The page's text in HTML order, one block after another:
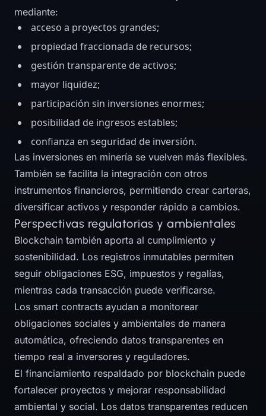
mediante:
acceso a proyectos grandes;
propiedad fraccionada de recursos;
gestión transparente de activos;
mayor liquidez;
participación sin inversiones enormes;
posibilidad de ingresos estables;
confianza en seguridad de inversión.
Las inversiones en minería se vuelven más flexibles.
También se facilita la integración con otros
instrumentos financieros, permitiendo crear carteras,
diversificar activos y responder rápido a cambios.
Perspectivas regulatorias y ambientales
Blockchain también aporta al cumplimiento y
sostenibilidad. Los registros inmutables permiten
seguir obligaciones ESG, impuestos y regalías,
mientras cada transacción puede verificarse.
Los smart contracts ayudan a monitorear
obligaciones sociales y ambientales de manera
automática, ofreciendo datos transparentes en
tiempo real a inversores y reguladores.
El financiamiento respaldado por blockchain puede
fortalecer proyectos y mejorar responsabilidad
ambiental y social. Los datos transparentes reducen